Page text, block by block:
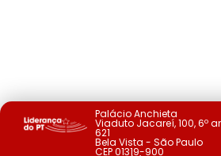
Palácio Anchieta
Viaduto Jacareí, 100, 6º
621
Bela Vista - São Paulo
CEP 01319-900